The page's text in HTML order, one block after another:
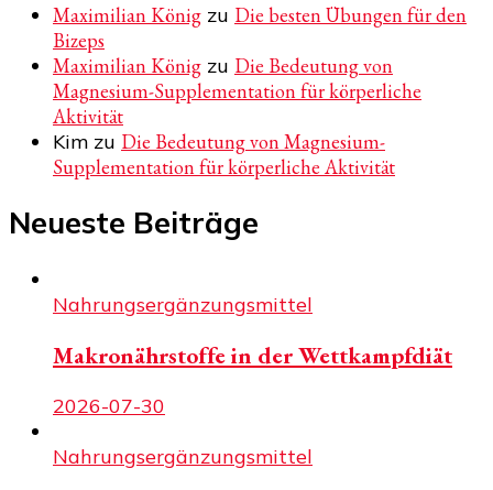
Maximilian König zu Die besten Übungen für den
Bizeps
Maximilian König zu Die Bedeutung von
Magnesium-Supplementation für körperliche
Aktivität
Kim zu Die Bedeutung von Magnesium-
Supplementation für körperliche Aktivität
Neueste Beiträge
Nahrungsergänzungsmittel
Makronährstoffe in der Wettkampfdiät
2026-07-30
Nahrungsergänzungsmittel